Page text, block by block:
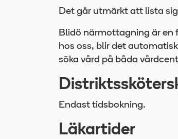
Det går utmärkt att lista
Blidö närmottagning är en
hos oss, blir det
söka vård på båda
Endast tidsbokning.
Läkartider